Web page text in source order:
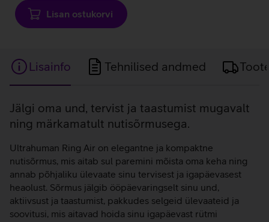
Lisan ostukorvi
Lisainfo Tehnilised andmed
Lisainfo
Jälgi oma und, tervist ja taastumist mugavalt
ning märkamatult nutisõrmusega.
Ultrahuman Ring Air on elegantne ja kompaktne
nutisõrmus, mis aitab sul paremini mõista oma keha ning
annab põhjaliku ülevaate sinu tervisest ja igapäevasest
heaolust. Sõrmus jälgib ööpäevaringselt sinu und,
aktiivsust ja taastumist, pakkudes selgeid ülevaateid ja
soovitusi, mis aitavad hoida sinu igapäevast rütmi